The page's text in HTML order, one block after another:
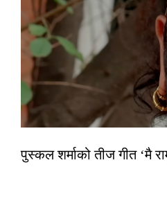
पुस्कल शर्माको तीज गीत ‘मै